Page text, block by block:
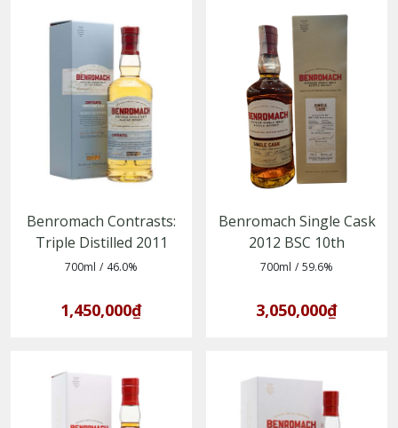
Benromach Contrasts:
Triple Distilled 2011
(Bottled 2022)
700ml / 46.0%
1,450,000₫
Benromach Single Cask
2012 BSC 10th
Anniversary
700ml / 59.6%
3,050,000₫